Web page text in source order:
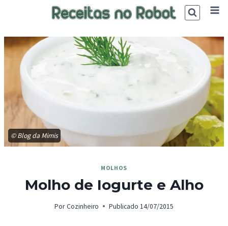
© Blog da Mimis
MOLHOS
Molho de Iogurte e Alho
Por Cozinheiro Publicado 14/07/2015